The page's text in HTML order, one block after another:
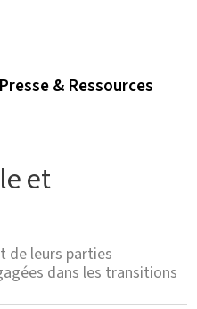
Presse & Ressources
de leurs parties
dans les transitions
et